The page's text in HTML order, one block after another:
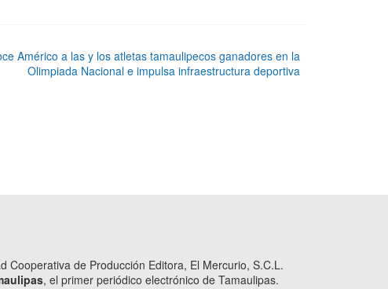
Américo a las y los atletas tamaulipecos ganadores en la
Olimpiada Nacional e impulsa infraestructura deportiva
Cooperativa de Producción Editora, El Mercurio, S.C.L.
, el primer periódico electrónico de Tamaulipas.